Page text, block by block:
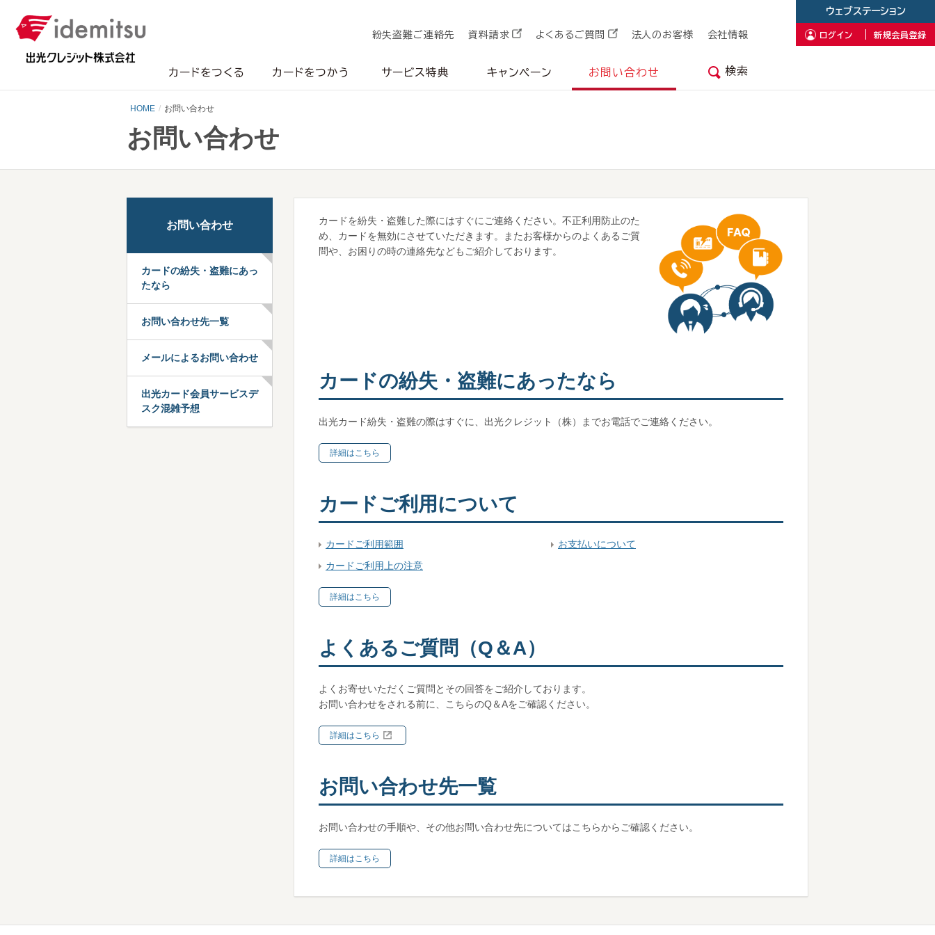
紛失盗難ご連絡先 資料請求 よくあるご質問 法人のお客様 会社情報
カードをつくる カードをつかう サービス特典 キャンペーン お問い合わせ 検索
ウェブステーション
ログイン 新規会員登録
HOME お問い合わせ
お問い合わせ
カードを紛失・盗難した際にはすぐにご連絡ください。不正利用防止のた
め、カードを無効にさせていただきます。またお客様からのよくあるご質
問や、お困りの時の連絡先などもご紹介しております。
カードの紛失・盗難にあったなら
出光カード紛失・盗難の際はすぐに、出光クレジット（株）までお電話でご連絡ください。
詳細はこちら
カードご利用について
カードご利用範囲
お支払いについて
カードご利用上の注意
詳細はこちら
よくあるご質問（Q＆A）
よくお寄せいただくご質問とその回答をご紹介しております。
お問い合わせをされる前に、こちらのQ＆Aをご確認ください。
詳細はこちら
お問い合わせ先一覧
お問い合わせの手順や、その他お問い合わせ先についてはこちらからご確認ください。
詳細はこちら
お問い合わせ
カードの紛失・盗難にあっ
たなら
お問い合わせ先一覧
メールによるお問い合わせ
出光カード会員サービスデ
スク混雑予想